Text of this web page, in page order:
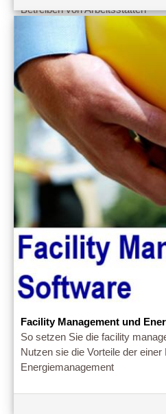
Betreiben von Arbeitsstätten
Facility Management und
So setzen Sie die facility
Nutzen sie die Vorteile der
Energiemanagement